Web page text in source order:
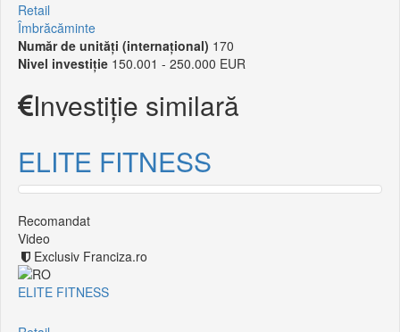
Retail
Îmbrăcăminte
Număr de unități (internațional) 170
Nivel investiție 150.001 - 250.000 EUR
Investiție similară
ELITE FITNESS
Recomandat
Video
Exclusiv Franciza.ro
ELITE FITNESS